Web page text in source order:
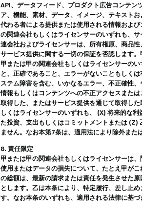
API、データフィード、プロダクト広告コンテン
ア、機能、素材、データ、イメージ、テキスト
代わる者による提供または使用される情報およ
の関連会社もしくはライセンサーのいずれも、
連会社およびライセンサーは、所有権原、商品
サービス提供に関する一切の保証を否認します
甲または甲の関連会社もしくはライセンサーの
と、正確であること、エラーがないこともしく
ステム障害を含む、いかなるエラー、不正確性
情報もしくはコンテンツへの不正アクセスまた
取得した、またはサービス提供を通じて取得し
しくはライセンサーのいずれも、 (X) 将来的な
た投資、支出もしくはコミットメントまたは (Z)
ません。なお本第7条は、適用法により除外また
8. 責任限定
甲または甲の関連会社もしくはライセンサーは
使用またはデータの損失について、たとえ甲が
の総額は、最新の請求または責任を発生させた
とします。乙は本条により、特定履行、差し止
す。なお本条のいずれも、適用される法律に基